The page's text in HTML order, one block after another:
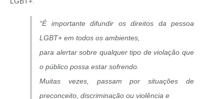
“É importante difundir os direitos da pessoa
LGBT+ em todos os ambientes,
para alertar sobre qualquer tipo de violação que
o público possa estar sofrendo.
Muitas vezes, passam por situações de
preconceito, discriminação ou violência e